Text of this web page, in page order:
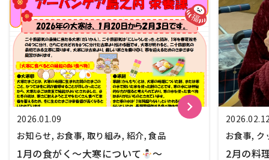
keyboard_arrow_right
2026.01.09
お知らせ, お食事, 取り組み, 紹介, 食品
1月の食がく～大寒について ～
お食事, ク
2月の料